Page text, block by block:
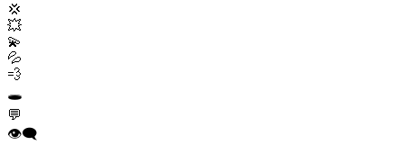
💢
💥
💫
💦
💨
🕳️
💬
👁️‍🗨️